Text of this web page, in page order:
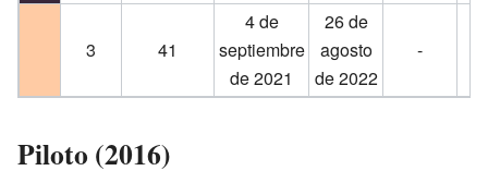
3 41
4 de
septiembre
de 2021
26 de
agosto
de 2022
-
Piloto (2016)